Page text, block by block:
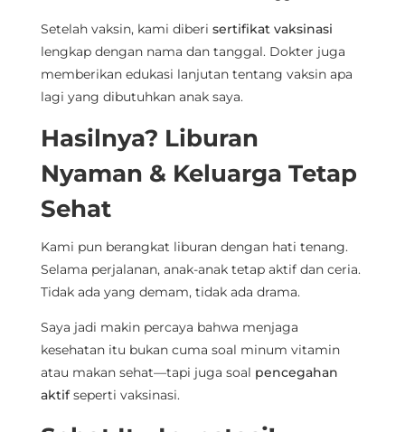
Setelah vaksin, kami diberi sertifikat vaksinasi
lengkap dengan nama dan tanggal. Dokter juga
memberikan edukasi lanjutan tentang vaksin apa
lagi yang dibutuhkan anak saya.
Hasilnya? Liburan
Nyaman & Keluarga Tetap
Sehat
Kami pun berangkat liburan dengan hati tenang.
Selama perjalanan, anak-anak tetap aktif dan ceria.
Tidak ada yang demam, tidak ada drama.
Saya jadi makin percaya bahwa menjaga
kesehatan itu bukan cuma soal minum vitamin
atau makan sehat—tapi juga soal pencegahan
aktifseperti vaksinasi.